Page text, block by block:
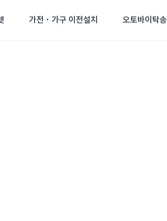
가전・가구 이전설치 오토바이탁송